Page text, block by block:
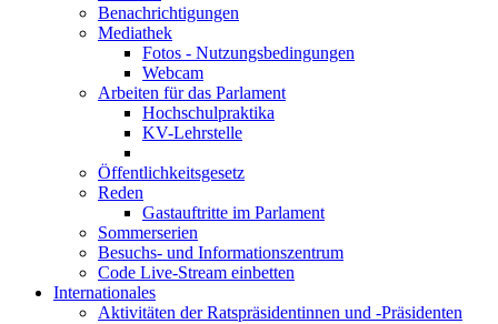
Benachrichtigungen
Mediathek
Fotos - Nutzungsbedingungen
Webcam
Arbeiten für das Parlament
Hochschulpraktika
KV-Lehrstelle
Öffentlichkeitsgesetz
Reden
Gastauftritte im Parlament
Sommerserien
Besuchs- und Informationszentrum
Code Live-Stream einbetten
Internationales
Aktivitäten der Ratspräsidentinnen und -Präsidenten